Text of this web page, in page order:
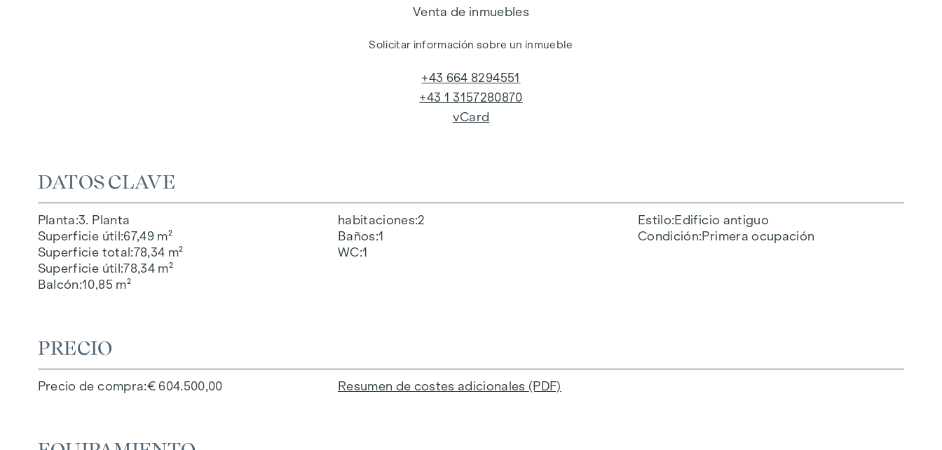
DATOS CLAVE
Planta 3. Planta
Superficie útil 67,49 m²
Superficie total 78,34 m²
Superficie útil 78,34 m²
Balcón 10,85 m²
habitaciones 2
Baños 1
WC 1
Estilo Edificio antiguo
Condición Primera ocupación
PRECIO
Precio de compra € 604.500,00 Resumen de costes adicionales (PDF)
Venta de inmuebles
Solicitar información sobre un inmueble
+43 664 8294551
+43 1 3157280870
vCard